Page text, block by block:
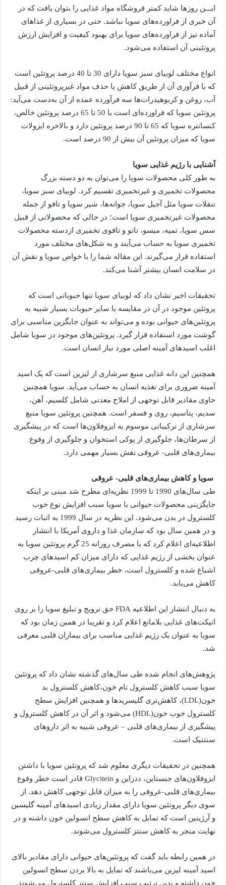
ایـــن روزها شاید کمتر فروشگاه مواد غذایی را بتوان یافت که در
آن خبری از فراورده‌های سویا نباشد. حتی در بسیاری از غذا‌های
آماده نیز از فراورده‌های سویا برای بهبود کیفیت و افزایش ارزش
پروتئینی آن استفاده می‌شود.
انواع مختلف لوبیای سبز سویا دارای 30 تا 40 درصد پروتئین است
که با فرآوری آن از طریق کاهش یا حذف مواد غیرپروتئینی از قبیل
آب، روغن و کربوهیدرات‌ها سه فرآورده عمده از آن به‌دست می‌آید:
پروتئین سویا که فراورده‌ای است با 50 تا 65 درصد پروتئین خالص،
کنسانتره سویا که 65 تا 90 درصد پروتئین دارد و بالاخره ایزولات
سویا که میزان پروتئین آن بیش از 90 درصد است.
آشنایی با رژیم غذایی سویا
به طور کلی محصولات سویا را می‌توان به دو دسته بزرگ
محصولات تخمیری و غیرتخمیری تقسیم کرد. لوبیای سبز سویا،
تنقلات سویا مثل آجیل سویا، جوانه‌ها، شیر سویا و تافو از جمله
محصولات غیرتخمیری سویا است؛ در حالی که محصولاتی از قبیل
سس سویا، تمپه، میسو، ناتو و تافوی تخمیری ازدسته محصولات
تخمیری سویا به حساب می‌آیند و به شکل‌های مختلف مورد
استفاده قرار می‌گیرند. این مقاله شما را با خواص سویا و نقش آن
در سلامت انسان بیشتر آشنا می‌کند.
تحقیقات اخیر نشان داد که لوبیای سویا تنها حبوباتی است که
پروتئین موجود در آن در مقایسه با سایر حبوبات بسیار شبیه به
پروتئین‌های حیوانی بوده و می‌تواند به عنوان جایگزین مناسبی برای
گوشت مورد استفاده قرار گیرد. پروتئین‌های موجود در سویا شامل
اغلب اسید‌های آمینه اصلی مورد نیاز انسان است.
همچنین این دانه غذایی منبع سرشاری از لیزین است که یک اسید
آمینه ضروری برای تغذیه انسان به حساب می‌آید. سویا همچنین
حاوی مقادیر قابل توجهی از املاح معدنی شامل کلسیم، آهن،
سدیم، پتاسیم، روی و فسفر است. همچنین پروتئین سویا منبع
سرشاری از ترکیباتی موسوم به ایزوفلاون‌ها است که در پیشگیری
از سرطان‌ها، جلوگیری از پوکی استخوان و جلوگیری از وقوع
بیماری‌های قلبی- عروقی نقش بسیار مهمی دارد.
سویا و کاهش بیماری‌های قلبی- عروقی
طی سال‌های 1990 تا 1999 نظریه‌ای مطرح شد مبنی بر اینکه
جایگزینی محصولات حیوانی با سویا سبب افزایش نوع خوب
کلسترول در بدن می‌شود. این نظریه در سال 1999 به اثبات رسید
و در همین سال بود که سازمان غذا و داروی آمریکا با انتشار
اطلاعیه‌ای اعلام کرد که با مصرف روزانه 25 گرم پروتئین سویا به
عنوان بخشی از رژیم غذایی که دارای میزان کم اسید‌های چرب
اشباع شده و کلسترول است، خطر بیماری‌های قلبی-عروقی
کاهش می‌یابد.
به دنبال انتشار این اطلاعیه FDA حق ترویج و تبلیغ سویا را بر روی
اتیکت‌های غذایی بلامانع اعلام کرد و تقریبا در همین زمان بود که
سویا به عنوان یک رژیم غذایی مناسب برای بیماران قلبی معرفی
شد.
پژوهش‌های انجام شده طی سال‌های گذشته نشان داد که پروتئین
سویا سبب کاهش کلسترول تام خون،کاهش کلسترول بد
خون(LDL)، کاهش‌تری گلیسرید‌ها و همچنین افزایش سطح
کلسترول خوب خون(HDL) می‌شود و اثر آن در کاهش کلسترول و
پیشگیری از بیماری‌های قلبی – عروقی شبیه به اثر داروهای
سنتتیک است.
همچنین در تحقیقات دیگری معلوم شد که پروتئین سویا با داشتن
ایزوفلاون‌های جنستاین، ددزاین و Glycitein قادر است خطر وقوع
بیماری‌های قلبی-عروقی را به میزان قابل توجهی کاهش دهد. از
سوی دیگر پروتئین سویا دارای مقدار زیادی اسید‌های آمینه گلیسین
و آرژینین است که تمایل به کاهش سطح انسولین خون داشته و در
نهایت منجر به کاهش سنتز کلسترول می‌شوند.
در همین رابطه باید گفت که پروتئین‌های حیوانی دارای مقادیر بالای
اسید آمینه لیزین می‌باشند که تمایل به بالا بردن سطح انسولین
خون داشته و بدین ترتیب سبب افزایش سنتز کلسترول می‌شوند.